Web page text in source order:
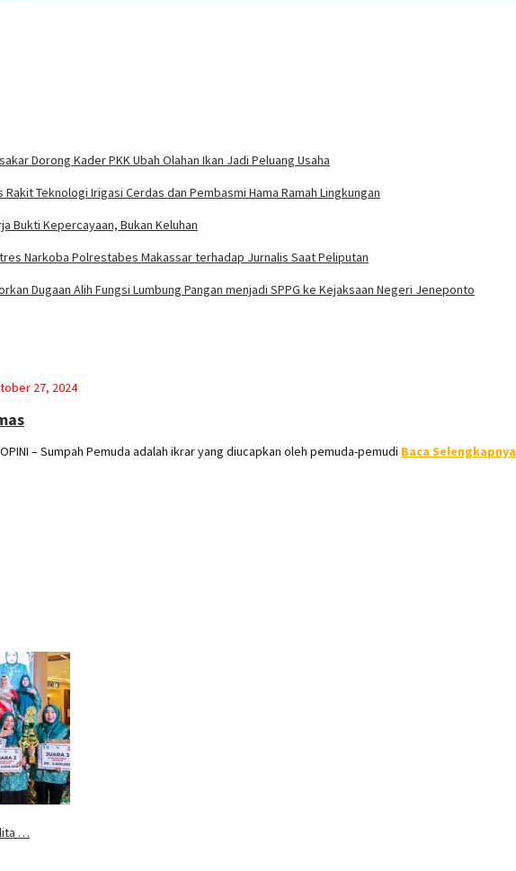
Dorong Kader PKK Ubah Olahan Ikan Jadi Peluang Usaha
Teknologi Irigasi Cerdas dan Pembasmi Hama Ramah Lingkungan
Bukti Kepercayaan, Bukan Keluhan
Narkoba Polrestabes Makassar terhadap Jurnalis Saat Peliputan
Dugaan Alih Fungsi Lumbung Pangan menjadi SPPG ke Kejaksaan Negeri Jeneponto
27, 2024
– Sumpah Pemuda adalah ikrar yang diucapkan oleh pemuda-pemudi Baca Selengkapnya
…